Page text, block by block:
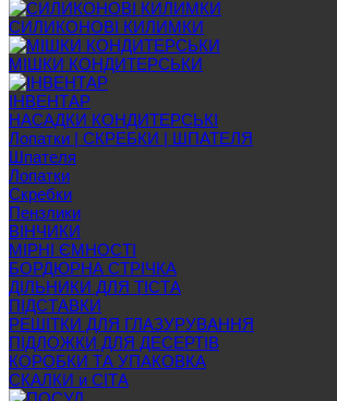
СИЛИКОНОВІ КИЛИМКИ
МІШКИ КОНДИТЕРСЬКИ
ІНВЕНТАР
НАСАДКИ КОНДИТЕРСЬКІ
Лопатки | СКРЕБКИ | ШПАТЕЛЯ
Шпателя
Лопатки
Скребки
Пензлики
ВІНЧИКИ
МІРНІ ЄМНОСТІ
БОРДЮРНА СТРІЧКА
ДІЛЬНИКИ ДЛЯ ТІСТА
ПІДСТАВКИ
РЕШІТКИ ДЛЯ ГЛАЗУРУВАННЯ
ПІДЛОЖКИ ДЛЯ ДЕСЕРТІВ
КОРОБКИ ТА УПАКОВКА
СКАЛКИ и СІТА